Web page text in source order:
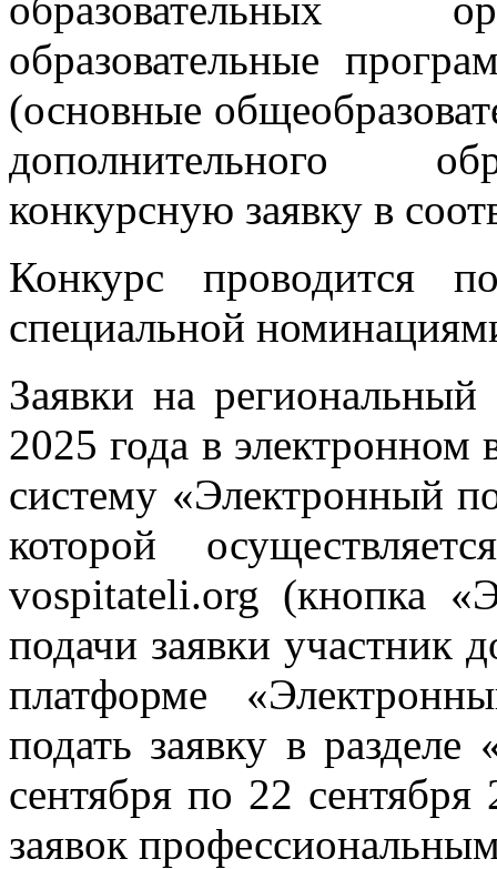
образовательные
(основные
дополнительного
конкурсную заявку в
Конкурс проводится
специальной
Заявки на
2025 года в электронном
систему «Электронный
которой
vospitateli.org (кнопка
подачи заявки участник
платформе
подать заявку в
сентября по 22
заявок